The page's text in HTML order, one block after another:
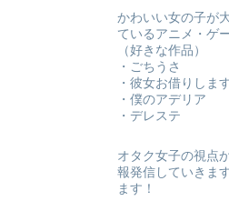
かわいい女の子が
ているアニメ・ゲ
（好きな作品）
・ごちうさ
・彼女お借りしま
・僕のアデリア
・デレステ
オタク女子の視点
報発信していきま
ます！